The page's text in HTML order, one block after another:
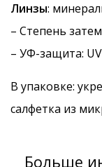
Линзы:
– Степень
– УФ-защита:
В упаковке:
салфетка из
Больше